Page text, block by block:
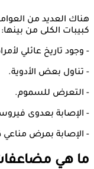
هناك العديد من
كبيبات الكلى من بينها:
- وجود تاريخ عائلي
- تناول بعض الأدوية.
- التعرض للسموم.
- الإصابة بعدوى
- الإصابة بمرض مناعي
ما هي